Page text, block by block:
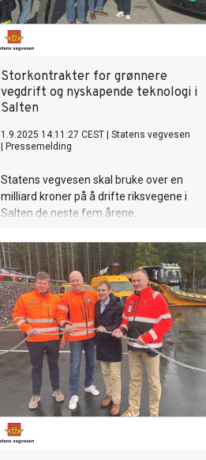
Storkontrakter for grønnere
vegdrift og nyskapende teknologi i
Salten
1.9.2025 14:11:27 CEST
Statens vegvesen
Pressemelding
Statens vegvesen skal bruke over en
milliard kroner på å drifte riksvegene i
Salten de neste fem årene.